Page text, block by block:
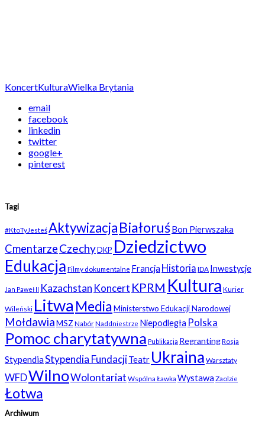
KoncertKulturaWielka Brytania
email
facebook
linkedin
twitter
google+
pinterest
Tagi
#KtoTyJesteśAktywizacjaBiałoruśBon Pierwszaka
CmentarzeCzechyDKP Dziedzictwo
Edukacja Filmy dokumentalne Francja Historia IDA Inwestycje
Jan Paweł II Kazachstan Koncert KPRM Kultura Kurier
Wileński Litwa MediaMinisterstwo Edukacji Narodowej
MołdawiaMSZ NabórNaddniestrze Niepodległa Polska
Pomoc charytatywna Publikacja RegrantingRosja
StypendiaStypendia FundacjiTeatr Ukraina Warsztaty
WFDWilnoWolontariat Wspólna Ławka Wystawa Zaolzie
Łotwa
Archiwum